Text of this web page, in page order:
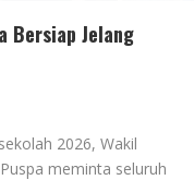
Bersiap Jelang
2026, Wakil
meminta seluruh